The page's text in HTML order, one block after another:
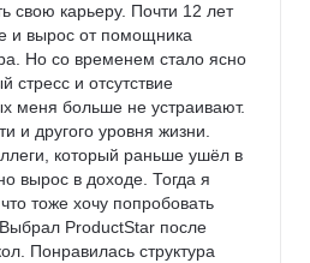
свою карьеру. Почти 12 лет
и вырос от помощника
Но со временем стало ясно
и отсутствие
меня больше не устраивают.
и другого уровня жизни.
который раньше ушёл в
вырос в доходе. Тогда я
тоже хочу попробовать
ProductStar после
Понравилась структура